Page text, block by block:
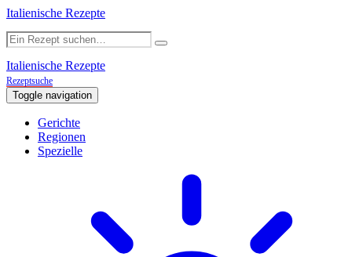
Italienische Rezepte
Italienische Rezepte
Rezeptsuche
Toggle navigation
Gerichte
Regionen
Spezielle